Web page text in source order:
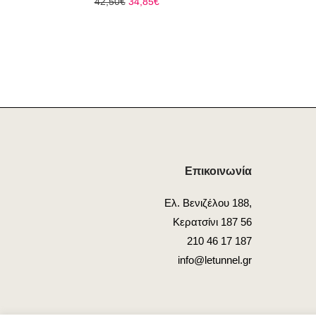
Επικοινωνία
Ελ. Βενιζέλου 188,
Κερατσίνι 187 56
210 46 17 187
info@letunnel.gr